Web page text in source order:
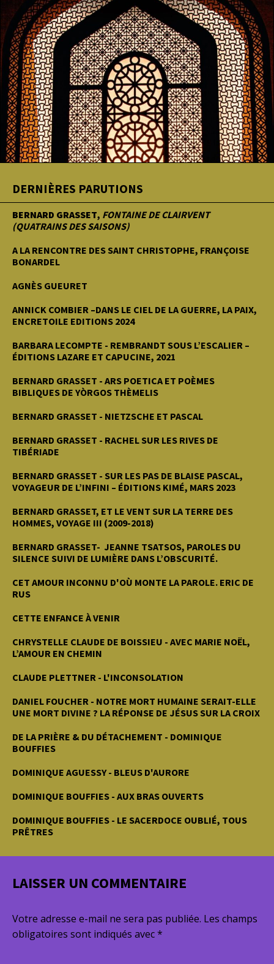
DERNIÈRES PARUTIONS
BERNARD GRASSET, FONTAINE DE CLAIRVENT
(QUATRAINS DES SAISONS)
A LA RENCONTRE DES SAINT CHRISTOPHE, FRANÇOISE
BONARDEL
AGNÈS GUEURET
ANNICK COMBIER –DANS LE CIEL DE LA GUERRE, LA PAIX,
ENCRETOILE EDITIONS 2024
BARBARA LECOMPTE - REMBRANDT SOUS L’ESCALIER –
ÉDITIONS LAZARE ET CAPUCINE, 2021
BERNARD GRASSET - ARS POETICA ET POÈMES
BIBLIQUES DE YÒRGOS THÈMELIS
BERNARD GRASSET - NIETZSCHE ET PASCAL
BERNARD GRASSET - RACHEL SUR LES RIVES DE
TIBÉRIADE
BERNARD GRASSET - SUR LES PAS DE BLAISE PASCAL,
VOYAGEUR DE L’INFINI – ÉDITIONS KIMÉ, MARS 2023
BERNARD GRASSET, ET LE VENT SUR LA TERRE DES
HOMMES, VOYAGE III (2009-2018)
BERNARD GRASSET- JEANNE TSATSOS, PAROLES DU
SILENCE SUIVI DE LUMIÈRE DANS L’OBSCURITÉ.
CET AMOUR INCONNU D'OÙ MONTE LA PAROLE. ERIC DE
RUS
CETTE ENFANCE À VENIR
CHRYSTELLE CLAUDE DE BOISSIEU - AVEC MARIE NOËL,
L’AMOUR EN CHEMIN
CLAUDE PLETTNER - L'INCONSOLATION
DANIEL FOUCHER - NOTRE MORT HUMAINE SERAIT-ELLE
UNE MORT DIVINE ? LA RÉPONSE DE JÉSUS SUR LA CROIX
DE LA PRIÈRE & DU DÉTACHEMENT - DOMINIQUE
BOUFFIES
DOMINIQUE AGUESSY - BLEUS D'AURORE
DOMINIQUE BOUFFIES - AUX BRAS OUVERTS
DOMINIQUE BOUFFIES - LE SACERDOCE OUBLIÉ, TOUS
PRÊTRES
LAISSER UN COMMENTAIRE
Votre adresse e-mail ne sera pas publiée. Les champs
obligatoires sont indiqués avec*